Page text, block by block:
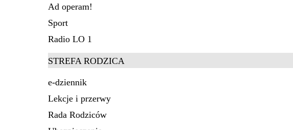
Ad operam!
Sport
Radio LO 1
STREFA RODZICA
e-dziennik
Lekcje i przerwy
Rada Rodziców